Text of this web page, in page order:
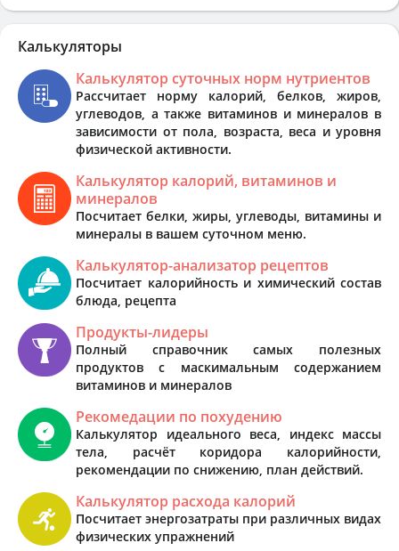
Калькуляторы
Калькулятор суточных норм нутриентов
Рассчитает норму калорий, белков, жиров,
углеводов, а также витаминов и минералов в
зависимости от пола, возраста, веса и уровня
физической активности.
Калькулятор калорий, витаминов и
минералов
Посчитает белки, жиры, углеводы, витамины и
минералы в вашем суточном меню.
Калькулятор-анализатор рецептов
Посчитает калорийность и химический состав
блюда, рецепта
Продукты-лидеры
Полный справочник самых полезных
продуктов с маскимальным содержанием
витаминов и минералов
Рекомедации по похудению
Калькулятор идеального веса, индекс массы
тела, расчёт коридора калорийности,
рекомендации по снижению, план действий.
Калькулятор расхода калорий
Посчитает энергозатраты при различных видах
физических упражнений